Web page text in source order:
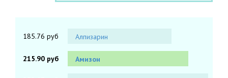
185.76 руб Алпизарин
215.90 руб Амизон